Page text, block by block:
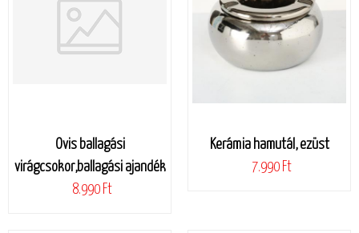
Ovis ballagási
virágcsokor,ballagási ajandék
8.990 Ft
Kerámia hamutál, ezüst
7.990 Ft